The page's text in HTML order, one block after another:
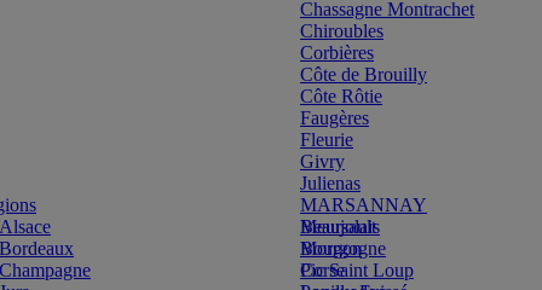
Alsace
Beaujolais
Bordeaux
Bourgogne
Champagne
Corse
Chassagne Montrachet
Chiroubles
Corbières
Côte de Brouilly
Côte Rôtie
Faugères
Fleurie
Givry
Julienas
MARSANNAY
Meursault
Morgon
Pic Saint Loup